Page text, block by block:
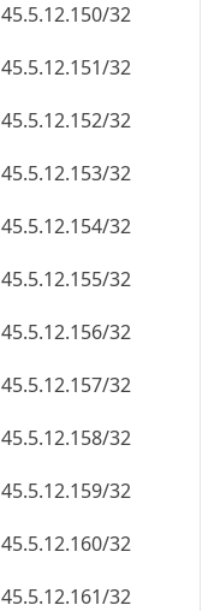
45.5.12.150/32
45.5.12.151/32
45.5.12.152/32
45.5.12.153/32
45.5.12.154/32
45.5.12.155/32
45.5.12.156/32
45.5.12.157/32
45.5.12.158/32
45.5.12.159/32
45.5.12.160/32
45.5.12.161/32